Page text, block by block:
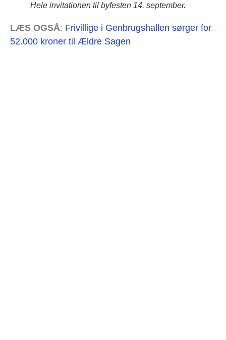
Hele invitationen til byfesten 14. september.
LÆS OGSÅ: Frivillige i Genbrugshallen sørger for
52.000 kroner til Ældre Sagen